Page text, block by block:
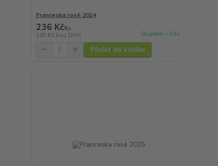
Franceska rosé 2024
236 Kč/ks
195 Kč bez DPH Skladem > 6 ks
Přidat do košíku